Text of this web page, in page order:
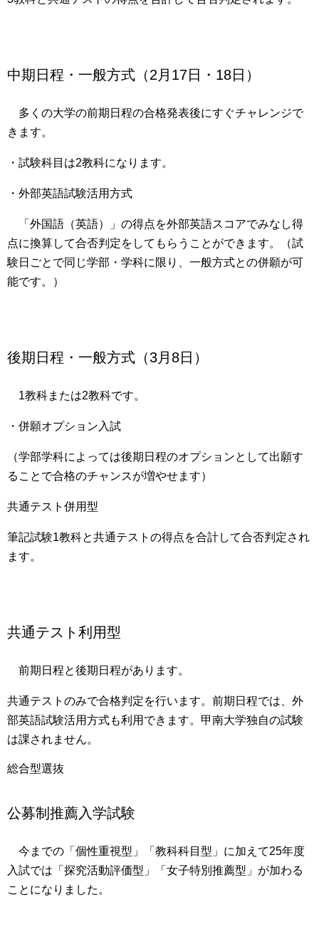
中期日程・一般方式（2月17日・18日）
多くの大学の前期日程の合格発表後にすぐチャレンジで
きます。
・試験科目は2教科になります。
・外部英語試験活用方式
「外国語（英語）」の得点を外部英語スコアでみなし得
点に換算して合否判定をしてもらうことができます。（試
験日ごとで同じ学部・学科に限り、一般方式との併願が可
能です。）
後期日程・一般方式（3月8日）
1教科または2教科です。
・併願オプション入試
（学部学科によっては後期日程のオプションとして出願す
ることで合格のチャンスが増やせます）
共通テスト併用型
筆記試験1教科と共通テストの得点を合計して合否判定され
ます。
共通テスト利用型
前期日程と後期日程があります。
共通テストのみで合格判定を行います。前期日程では、外
部英語試験活用方式も利用できます。甲南大学独自の試験
は課されません。
総合型選抜
公募制推薦入学試験
今までの「個性重視型」「教科科目型」に加えて25年度
入試では 「探究活動評価型」「女子特別推薦型」が加わる
ことになりました。